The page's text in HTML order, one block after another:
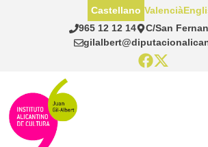
965 12 12 14
C/San
Castellano Valencià